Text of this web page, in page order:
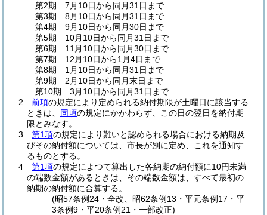
第2期 7月10日から同月31日まで
第3期 8月10日から同月31日まで
第4期 9月10日から同月30日まで
第5期 10月10日から同月31日まで
第6期 11月10日から同月30日まで
第7期 12月10日から1月4日まで
第8期 1月10日から同月31日まで
第9期 2月10日から同月末日まで
第10期 3月10日から同月31日まで
2
前項の規定により定められる納付期限が土曜日に該当する
ときは、 同項の規定にかかわらず、この日の翌日を納付期
限とみなす。
3
第1項の規定により難いと認められる場合における納期及
びその納付額については、市長が別に定め、これを通知す
るものとする。
4
第1項の規定によつて算出した各納期の納付額に10円未満
の端数金額があるときは、その端数金額は、すべて最初の
納期の納付額に合算する。
(昭57条例24・全改、昭62条例13・平元条例17・平
3条例9・平20条例21・一部改正)